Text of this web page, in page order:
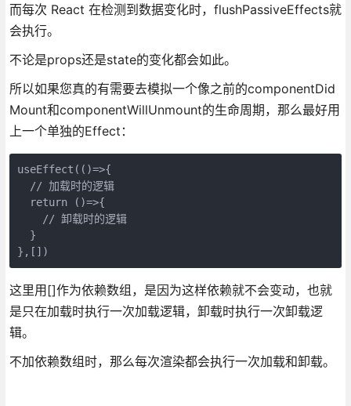
而每次 React 在检测到数据变化时，flushPassiveEffects就
会执行。
不论是props还是state的变化都会如此。
所以如果您真的有需要去模拟一个像之前的componentDid
Mount和componentWillUnmount的生命周期，那么最好用
上一个单独的Effect：
useEffect(()=>{
  // 加载时的逻辑
  return ()=>{
    // 卸载时的逻辑
  }
},[])
这里用[]作为依赖数组，是因为这样依赖就不会变动，也就
是只在加载时执行一次加载逻辑，卸载时执行一次卸载逻
辑。
不加依赖数组时，那么每次渲染都会执行一次加载和卸载。